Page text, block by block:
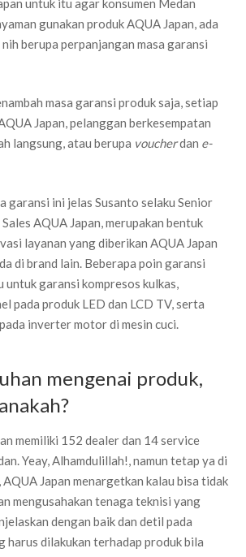
gunakan produk AQUA Japan, ada
berupa perpanjangan masa garansi
masa garansi produk saja, setiap
Japan, pelanggan berkesempatan
langsung, atau berupa voucherdan e-
garansi ini jelas Susanto selaku Senior
AQUA Japan, merupakan bentuk
layanan yang diberikan AQUA Japan
di brand lain. Beberapa poin garansi
garansi kompresos kulkas,
pada produk LED dan LCD TV, serta
inverter motor di mesin cuci.
mengenai produk,
memiliki 152 dealer dan 14 service
Yeay, Alhamdulillah!, namun tetap ya di
AQUA Japan menargetkan kalau bisa tidak
mengusahakan tenaga teknisi yang
dengan baik dan detil pada
harus dilakukan terhadap produk bila